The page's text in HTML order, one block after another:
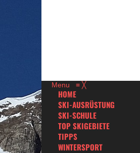
Menu ≡ ╳
HOME
SKI-AUSRÜSTUNG
SKI-SCHULE
TOP SKIGEBIETE
TIPPS
WINTERSPORT